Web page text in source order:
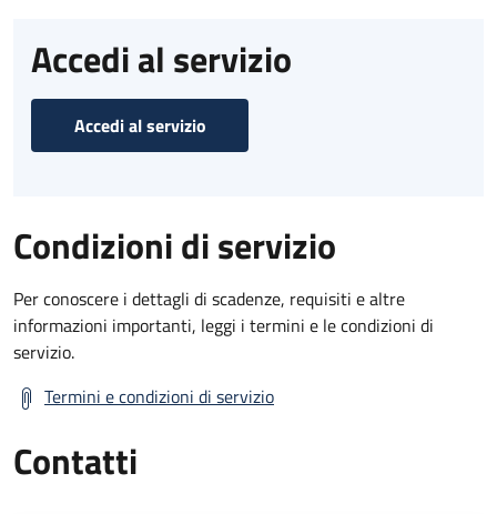
Accedi al servizio
Accedi al servizio
Condizioni di servizio
Per conoscere i dettagli di scadenze, requisiti e altre
informazioni importanti, leggi i termini e le condizioni di
servizio.
Termini e condizioni di servizio
Contatti